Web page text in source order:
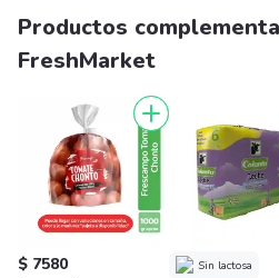
Productos
FreshMarket
$ 7580 Sin lactosa